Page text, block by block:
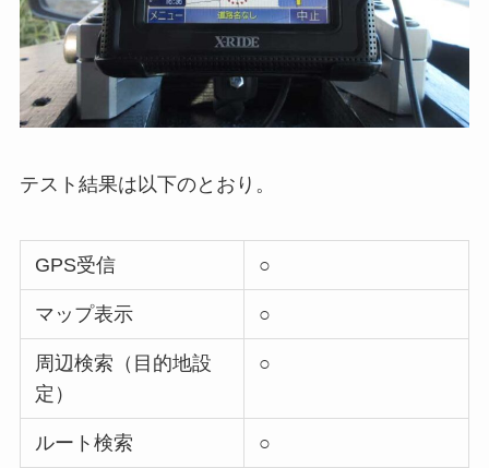
テスト結果は以下のとおり。
GPS受信 ○
マップ表示 ○
周辺検索（目的地設
定）
○
ルート検索 ○